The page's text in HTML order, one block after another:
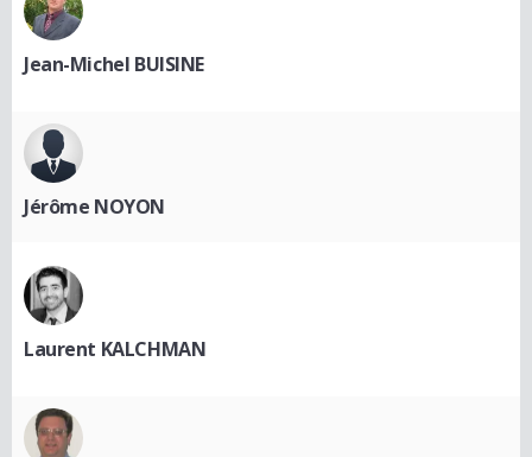
Jean-Michel BUISINE
Jérôme NOYON
Laurent KALCHMAN